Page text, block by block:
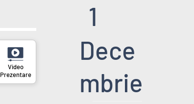
Prezentare
1
Dece
mbrie